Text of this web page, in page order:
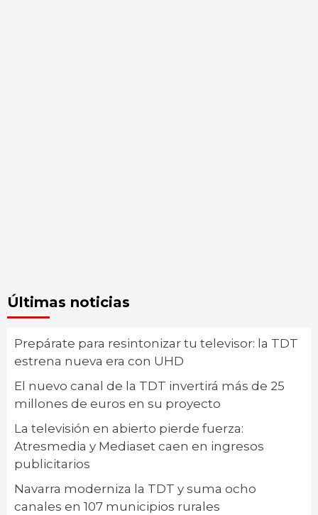
Últimas noticias
Prepárate para resintonizar tu televisor: la TDT
estrena nueva era con UHD
El nuevo canal de la TDT invertirá más de 25
millones de euros en su proyecto
La televisión en abierto pierde fuerza:
Atresmedia y Mediaset caen en ingresos
publicitarios
Navarra moderniza la TDT y suma ocho
canales en 107 municipios rurales